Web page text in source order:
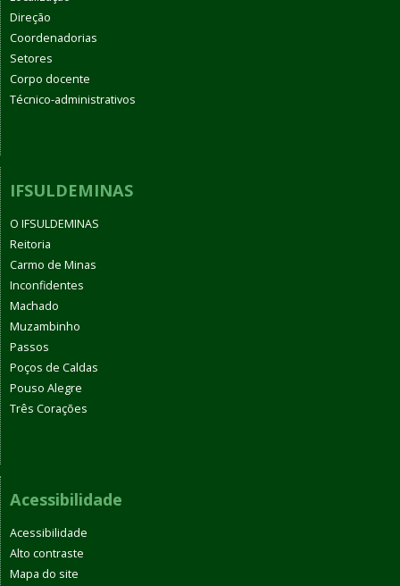
Direção
Coordenadorias
Setores
Corpo docente
Técnico-administrativos
IFSULDEMINAS
O IFSULDEMINAS
Reitoria
Carmo de Minas
Inconfidentes
Machado
Muzambinho
Passos
Poços de Caldas
Pouso Alegre
Três Corações
Acessibilidade
Acessibilidade
Alto contraste
Mapa do site